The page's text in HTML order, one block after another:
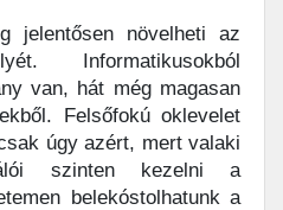
jelentősen növelheti az
Informatikusokból
van, hát még magasan
Felsőfokú oklevelet
úgy azért, mert valaki
szinten kezelni a
belekóstolhatunk a